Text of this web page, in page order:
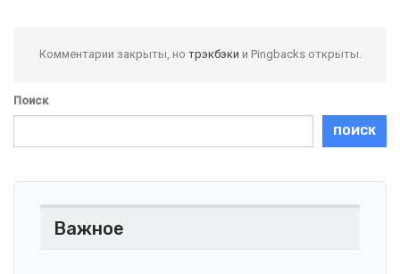
Комментарии закрыты, но трэкбэки и Pingbacks открыты.
Поиск
ПОИСК
Важное